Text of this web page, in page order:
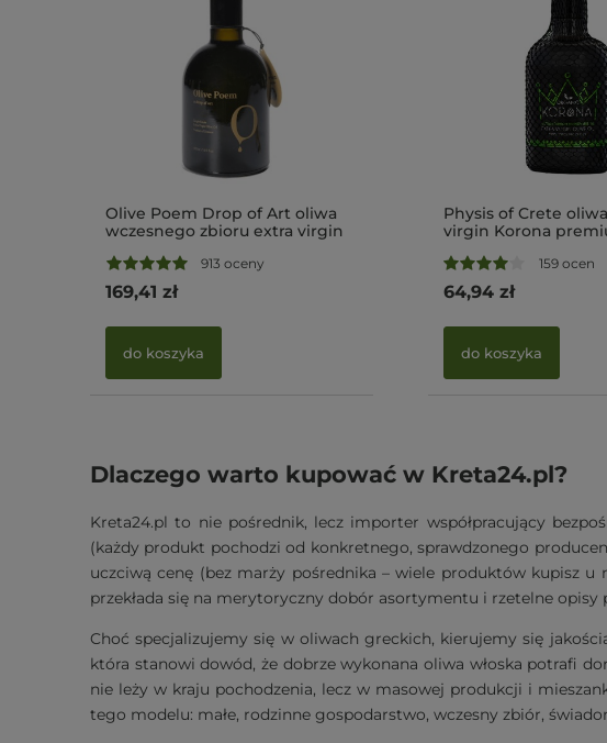
Olive Poem Drop of Art oliwa
wczesnego zbioru extra virgin
(NMR: Suma 2189 mg/kg , Index
D1 1497 mg/kg)
913 oceny
169,41 zł
do koszyka
Physis of Crete
virgin Korona
Index D1 396 mg/kg)
159 ocen
64,94 zł
do koszyka
Dlaczego warto kupować w Kreta24.pl?
Kreta24.pl to nie pośrednik, lecz importer współpracujący
(każdy produkt pochodzi od konkretnego, sprawdzonego
uczciwą cenę (bez marży pośrednika – wiele produktów kupisz
przekłada się na merytoryczny dobór asortymentu i rzetelne opisy
Choć specjalizujemy się w oliwach greckich, kierujemy się
która stanowi dowód, że dobrze wykonana oliwa włoska potrafi
nie leży w kraju pochodzenia, lecz w masowej produkcji i
tego modelu: małe, rodzinne gospodarstwo, wczesny zbiór,